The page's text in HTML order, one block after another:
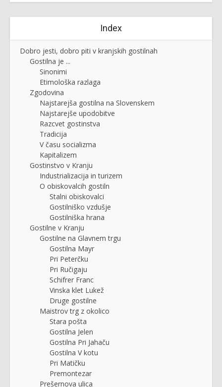
Index
Dobro jesti, dobro piti v kranjskih gostilnah
Gostilna je ...
Sinonimi
Etimološka razlaga
Zgodovina
Najstarejša gostilna na Slovenskem
Najstarejše upodobitve
Razcvet gostinstva
Tradicija
V času socializma
Kapitalizem
Gostinstvo v Kranju
Industrializacija in turizem
O obiskovalcih gostiln
Stalni obiskovalci
Gostilniško vzdušje
Gostilniška hrana
Gostilne v Kranju
Gostilne na Glavnem trgu
Gostilna Mayr
Pri Peterčku
Pri Ručigaju
Schifrer Franc
Vinska klet Lukež
Druge gostilne
Maistrov trg z okolico
Stara pošta
Gostilna Jelen
Gostilna Pri Jahaču
Gostilna V kotu
Pri Matičku
Premontezar
Prešernova ulica